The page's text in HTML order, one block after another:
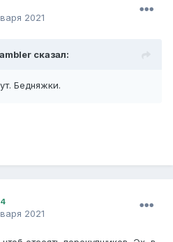
2021
сказал:
Бедняжки.
2021